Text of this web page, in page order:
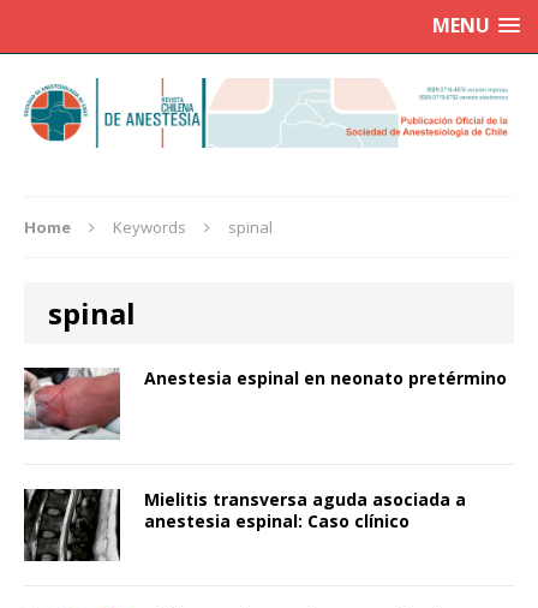
MENU
Home Keywords spinal
spinal
Anestesia espinal en neonato pretérmino
Mielitis transversa aguda asociada a
anestesia espinal: Caso clínico